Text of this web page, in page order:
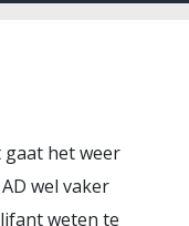
gaat het weer
wel vaker
weten te